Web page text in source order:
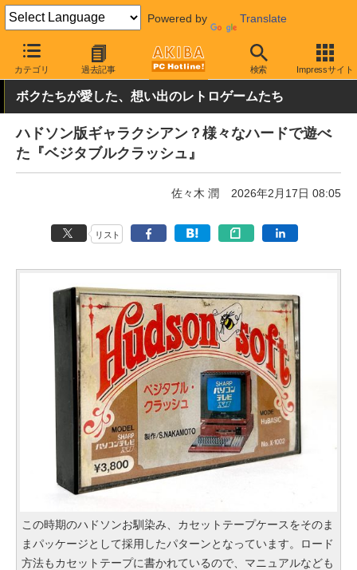
Powered by Translate
カテゴリ 過去記事 検索 Impressサイト
AKIBA PC Hotline! PC本体・ソフト ソフト・PCゲーム PCゲ
ボクたちが愛した、想い出のレトロゲームたち
ハドソン版ギャラクシアン？様々なハードで遊べ
た『ベジタブルクラッシュ』
佐々木 潤 2026年2月17日 08:05
リスト
この時期のハドソンお馴染み、カセットテープケースをそのま
まパッケージとして採用したパターンとなっています。ロード
方法もカセットテープに書かれているので、マニュアルなども